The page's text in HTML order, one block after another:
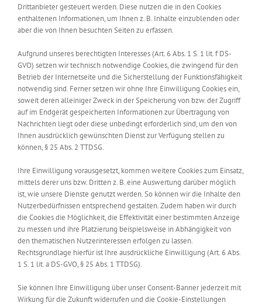
Drittanbieter gesteuert werden. Diese nutzen die in den Cookies
enthaltenen Informationen, um Ihnen z. B. Inhalte einzublenden oder
aber die von Ihnen besuchten Seiten zu erfassen.
Aufgrund unseres berechtigten Interesses (Art. 6 Abs. 1 S. 1 lit. f DS-
GVO) setzen wir technisch notwendige Cookies, die zwingend für den
Betrieb der Internetseite und die Sicherstellung der Funktionsfähigkeit
notwendig sind. Ferner setzen wir ohne Ihre Einwilligung Cookies ein,
soweit deren alleiniger Zweck in der Speicherung von bzw. der Zugriff
auf im Endgerät gespeicherten Informationen zur Übertragung von
Nachrichten liegt oder diese unbedingt erforderlich sind, um den von
Ihnen ausdrücklich gewünschten Dienst zur Verfügung stellen zu
können, § 25 Abs. 2 TTDSG.
Ihre Einwilligung vorausgesetzt, kommen weitere Cookies zum Einsatz,
mittels derer uns bzw. Dritten z. B. eine Auswertung darüber möglich
ist, wie unsere Dienste genutzt werden. So können wir die Inhalte den
Nutzerbedürfnissen entsprechend gestalten. Zudem haben wir durch
die Cookies die Möglichkeit, die Effektivität einer bestimmten Anzeige
zu messen und ihre Platzierung beispielsweise in Abhängigkeit von
den thematischen Nutzerinteressen erfolgen zu lassen.
Rechtsgrundlage hierfür ist Ihre ausdrückliche Einwilligung (Art. 6 Abs.
1 S. 1 lit. a DS-GVO, § 25 Abs. 1 TTDSG).
Sie können Ihre Einwilligung über unser Consent-Banner jederzeit mit
Wirkung für die Zukunft widerrufen und die Cookie-Einstellungen